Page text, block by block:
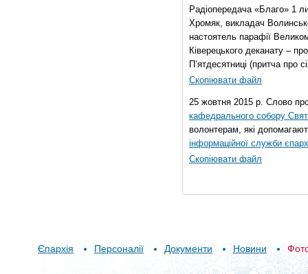
Радіопередача «Благо» 1
Хромяк, викладач
настоятель парафії
Ківерецького деканату –
П’ятдесятниці (притча про
Скопіювати файл
25 жовтня 2015 р. Слово
кафедрального собору
волонтерам, які
інформаційної служби
Скопіювати файл
Єпархія Персоналії Документи Новини